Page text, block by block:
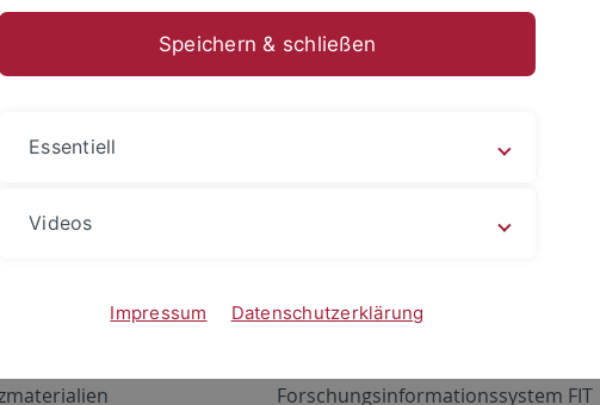
Netzwerk
ALMA
Forschungsinformationssystem FIT
Speichern & schließen
Essentiell
Videos
Impressum Datenschutzerklärung